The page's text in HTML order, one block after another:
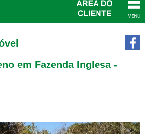
em Fazenda Inglesa -